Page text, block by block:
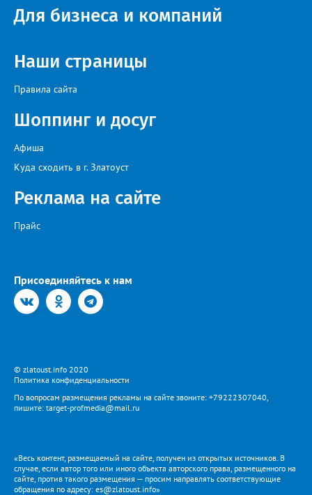
Для бизнеса и компаний
Наши страницы
Правила сайта
Шоппинг и досуг
Афиша
Куда сходить в г. Златоуст
Реклама на сайте
Прайс
Присоединяйтесь к нам
© zlatoust.info 2020
Политика конфиденциальности
По вопросам размещения рекламы на сайте звоните: +79222307040,
пишите: target-profmedia@mail.ru
«Весь контент, размещаемый на сайте, получен из открытых источников. В
случае, если автор того или иного объекта авторского права, размещенного на
сайте, против такого размещения — просим направлять соответствующие
обращения по адресу: es@zlatoust.info»